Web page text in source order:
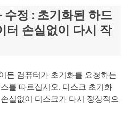
수정 : 초기화된 하드
터 손실없이 다시 작
든 컴퓨터가 초기화를 요청하는
를 따르십시오. 디스크 초기화
실없이 디스크가 다시 정상적으